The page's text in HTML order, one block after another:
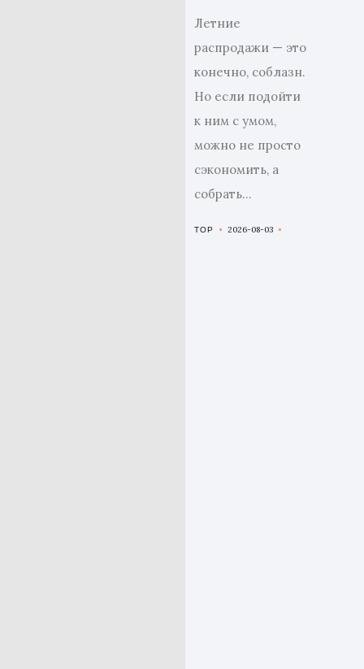
Летние
распродажи — это,
конечно, соблазн.
Но если подойти
к ним с умом,
можно не просто
сэкономить, а
собрать...
TOP 2026-08-03